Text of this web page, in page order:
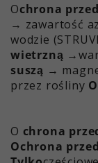
Ochrona
→ zawartość
wodzie
wietrzną →
suszą →
przez rośliny
O chrona
Ochrona